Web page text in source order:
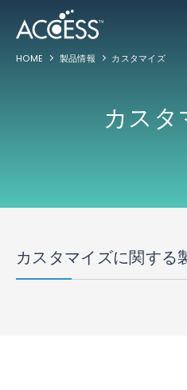
HOME 製品情報 カスタマイズ
カス
カスタマイズに関する